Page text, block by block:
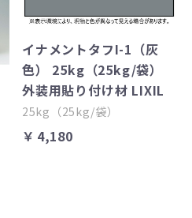
イナメントタフI-1（灰
色） 25kg（25kg/袋）
外装用貼り付け材 LIXIL
25kg（25kg/袋）
￥4,180